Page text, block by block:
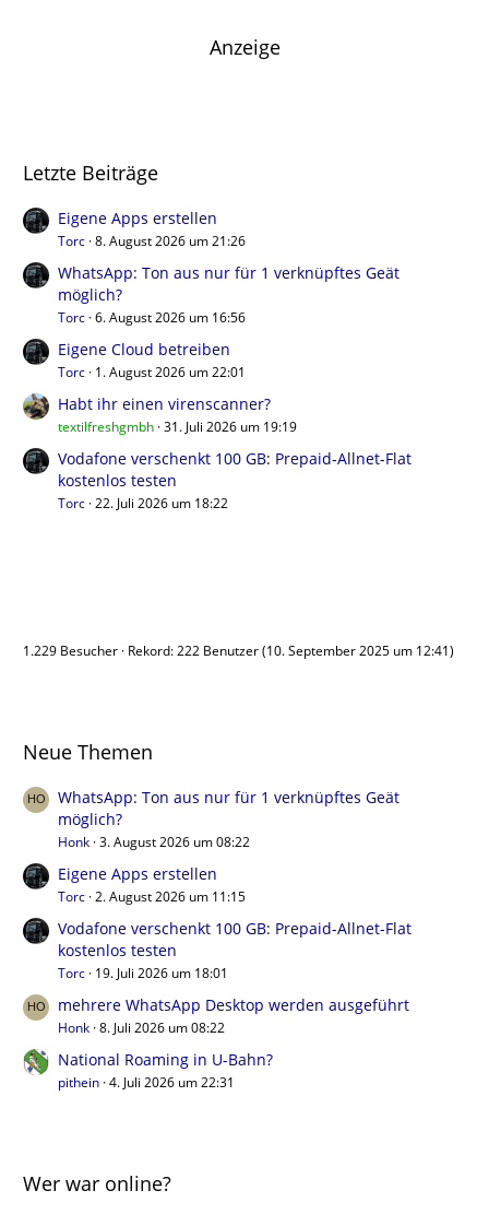
Anzeige
Letzte Beiträge
Eigene Apps erstellen
Torc 8. August 2026 um 21:26
WhatsApp: Ton aus nur für 1 verknüpftes Geät
möglich?
Torc 6. August 2026 um 16:56
Eigene Cloud betreiben
Torc 1. August 2026 um 22:01
Habt ihr einen virenscanner?
textilfreshgmbh 31. Juli 2026 um 19:19
Vodafone verschenkt 100 GB: Prepaid-Allnet-Flat
kostenlos testen
Torc 22. Juli 2026 um 18:22
1.229 Besucher Rekord: 222 Benutzer (10. September 2025 um 12:41)
Neue Themen
WhatsApp: Ton aus nur für 1 verknüpftes Geät
möglich?
Honk 3. August 2026 um 08:22
Eigene Apps erstellen
Torc 2. August 2026 um 11:15
Vodafone verschenkt 100 GB: Prepaid-Allnet-Flat
kostenlos testen
Torc 19. Juli 2026 um 18:01
mehrere WhatsApp Desktop werden ausgeführt
Honk 8. Juli 2026 um 08:22
National Roaming in U-Bahn?
pithein 4. Juli 2026 um 22:31
Wer war online?